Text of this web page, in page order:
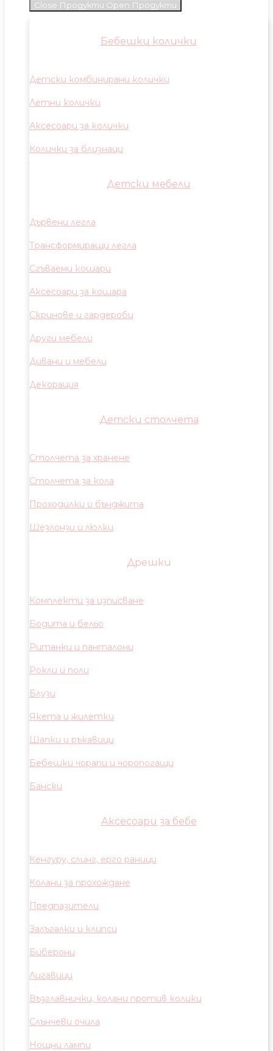
Close Продукти Open Продукти
Бебешки колички
Детски комбинирани колички
Летни колички
Аксесоари за колички
Колички за близнаци
Детски мебели
Дървени легла
Трансформиращи легла
Сгъваеми кошари
Аксесоари за кошара
Скринове и гардероби
Други мебели
Дивани и мебели
Декорация
Детски столчета
Столчета за хранене
Столчета за кола
Проходилки и бънджита
Шезлонзи и люлки
Дрешки
Комплекти за изписване
Бодита и бельо
Ританки и панталони
Рокли и поли
Блузи
Якета и жилетки
Шапки и ръкавици
Бебешки чорапи и чоропогащи
Бански
Аксесоари за бебе
Кенгуру, слинг, ерго раници
Колани за прохождане
Предпазители
Залъгалки и клипси
Биберони
Лигавици
Възглавнички, колани против колики
Слънчеви очила
Нощни лампи